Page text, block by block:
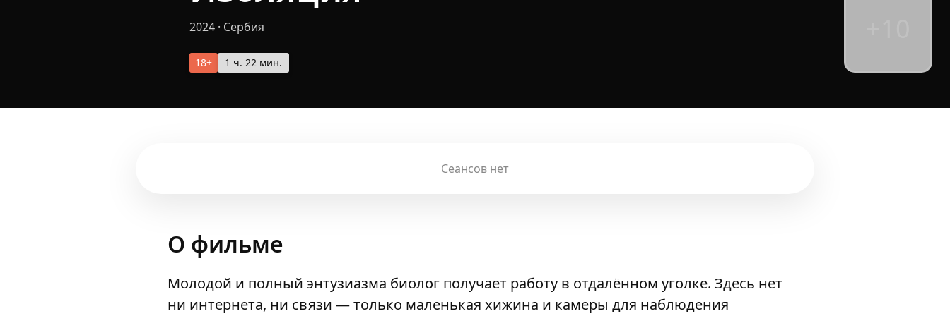
2024 · Сербия
18+ 1 ч. 22 мин.
Сеансов нет
О фильме
Молодой и полный энтузиазма биолог получает работу в отдалённом уголке. Здесь нет
ни интернета, ни связи — только маленькая хижина и камеры для наблюдения